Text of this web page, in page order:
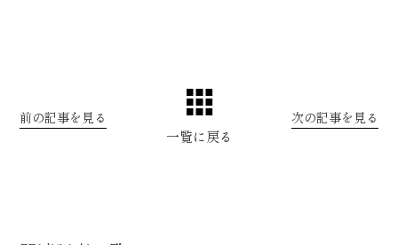
前の記事を見る
一覧に戻る
次の記事を見る